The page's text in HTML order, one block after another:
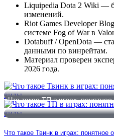
Liquipedia Dota 2 Wiki —
изменений.
Riot Games Developer
системе Fog of War в
Dotabuff / OpenDota —
данными по винрейтам.
Материал проверен
2026 года.
Что такое Твинк в играх:
виды
Что такое ТП в играх:
Что такое Твинк в играх: